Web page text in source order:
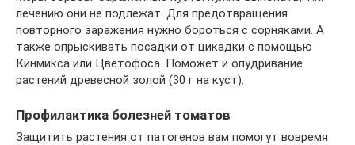
лечению они не подлежат. Для предотвращения
повторного заражения нужно бороться с сорняками. А
также опрыскивать посадки от цикадки с помощью
Кинмикса или Цветофоса. Поможет и опудривание
растений древесной золой (30 г на куст).
Профилактика болезней томатов
Защитить растения от патогенов вам помогут вовремя